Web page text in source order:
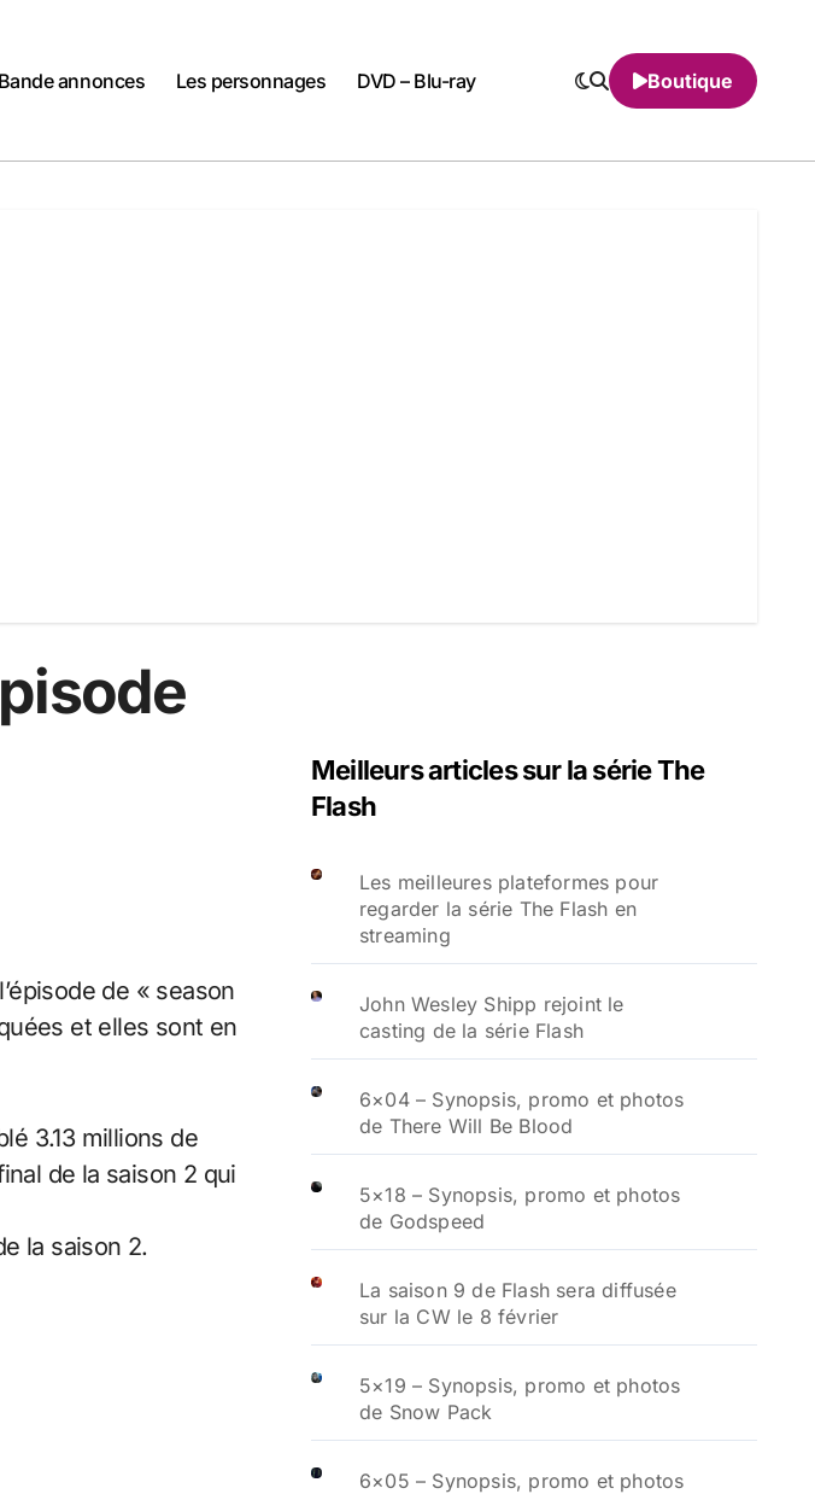
Bande annonces Les personnages DVD – Blu-ray Boutique
et elles sont en
3.13 millions de
de la saison 2 qui
la saison 2.
Meilleurs articles sur la série The
Flash
Les meilleures plateformes pour
regarder la série The Flash en
streaming
John Wesley Shipp rejoint le
casting de la série Flash
6×04 – Synopsis, promo et photos
de There Will Be Blood
5×18 – Synopsis, promo et photos
de Godspeed
La saison 9 de Flash sera diffusée
sur la CW le 8 février
5×19 – Synopsis, promo et photos
de Snow Pack
6×05 – Synopsis, promo et photos